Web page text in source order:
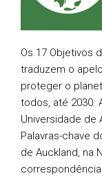
Os 17 Objetivos
traduzem o
proteger o
todos, até 2030.
Universidade de
Palavras-chave
de Auckland, na